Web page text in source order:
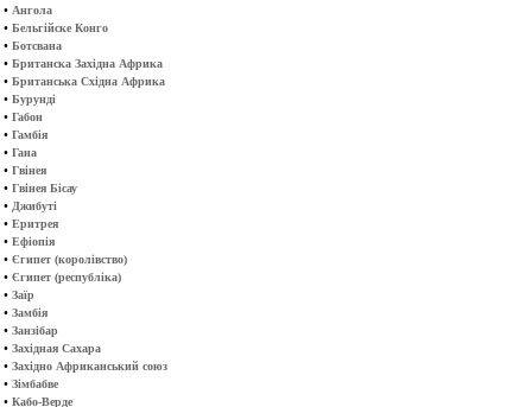
• Ангола
• Бельгійске Конго
• Ботсвана
• Британска Західна Африка
• Британська Східна Африка
• Бурунді
• Габон
• Гамбія
• Гана
• Гвінея
• Гвінея Бісау
• Джибуті
• Еритрея
• Ефіопія
• Єгипет (королівство)
• Єгипет (республіка)
• Заїр
• Замбія
• Занзібар
• Західная Сахара
• Західно Африканський союз
• Зімбабве
• Кабо-Верде